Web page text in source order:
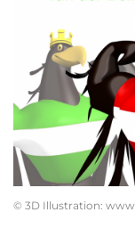
© 3D Illustration: